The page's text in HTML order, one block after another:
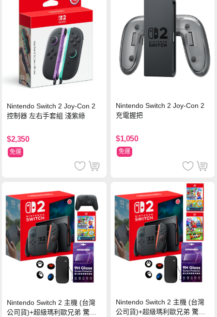
Nintendo Switch 2 Joy-Con 2
控制器 左右手套組 淺紫綠
$2,350
免運
Nintendo Switch 2 Joy-Con 2
充電握把
$1,050
免運
Nintendo Switch 2 主機 (台灣
公司貨)+超級瑪利歐兄弟 驚奇
Nintendo Switch 2 主機 (台灣
公司貨)+超級瑪利歐兄弟 驚奇